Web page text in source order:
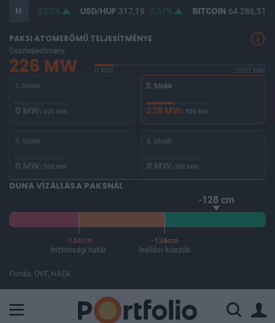
365,49 0,02% USD/HUF317,19 0,07% BITCOIN64 286,51
PAKSI ATOMERŐMŰ TELJESÍTMÉNYE
Összteljesítmény
226 MW 0 MW
2000 MW
1. blokk
0 MW/ 500 MW
2. blokk
226 MW/ 500 MW
3. blokk
0 MW/ 500 MW
4. blokk
0 MW/ 500 MW
DUNA VÍZÁLLÁSA PAKSNÁL
-128 cm
-144cm
biztonsági határ
-134cm
leállási küszöb
Forrás: OVF, HAEA